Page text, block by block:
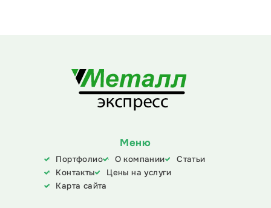
Меню
Портфолио О компании
Статьи
Контакты
Цены на услуги
Карта сайта